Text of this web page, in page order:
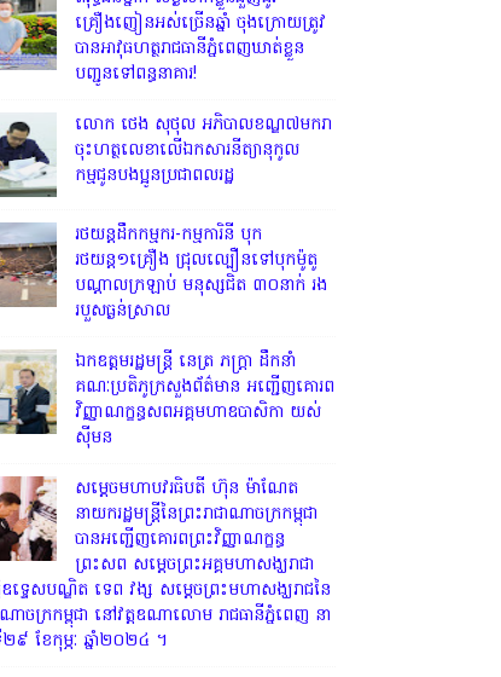
គ្រឿងញៀនអស់ច្រើនឆ្នាំ ចុងក្រោយត្រូវ
បានអាវុធហត្ថរាជធានីភ្នំពេញឃាត់ខ្លួន
បញ្ជូនទៅពន្ធនាគារ!
លោក ថេង សុថុល អភិបាលខណ្ឌ៧មករា
ចុះហត្ថលេខាលើឯកសារនីត្យានុកូល
កម្មជូនបងប្អូនប្រជាពលរដ្ឋ
រថយន្តដឹកកម្មករ-កម្មការិនី បុក
រថយន្ត១គ្រឿង ជ្រុលល្បឿនទៅបុកម៉ូតូ
បណ្តាលក្រឡាប់ មនុស្សជិត ៣០នាក់ រង
របួសធ្ងន់ស្រាល
ឯកឧត្តមរដ្ឋមន្ត្រី នេត្រ ភក្ត្រា ដឹកនាំ
គណៈប្រតិភូក្រសួងព័ត៌មាន អញ្ជើញគោរព
វិញ្ញាណក្ខន្ធសពអគ្គមហាឧបាសិកា យស់
ស៊ីមន
សម្តេចមហាបវរធិបតី ហ៊ុន ម៉ាណែត
នាយករដ្ឋមន្ត្រីនៃព្រះរាជាណាចក្រកម្ពុជា
បានអញ្ជើញគោរពព្រះវិញ្ញាណក្ខន្ធ
ព្រះសព សម្តេចព្រះអគ្គមហាសង្ឃរាជា
ទ្ទេសបណ្ឌិត ទេព វង្ស សម្តេចព្រះមហាសង្ឃរាជនៃ
ណាចក្រកម្ពុជា នៅវត្តឧណាលោម រាជធានីភ្នំពេញ នា
២៩ ខែកុម្ភៈ ឆ្នាំ២០២៤ ។